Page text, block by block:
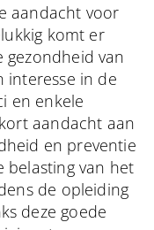
aandacht voor
komt er
gezondheid van
interesse in de
en enkele
aandacht aan
en preventie
belasting van het
de opleiding
deze goede